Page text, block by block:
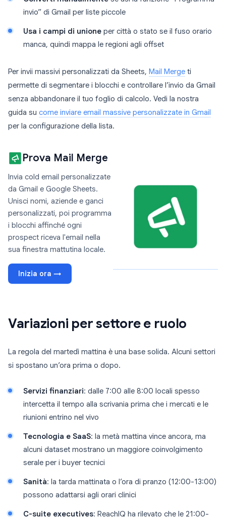
invio” di Gmail per liste piccole
Usa i campi di unione per città o stato se il fuso orario
manca, quindi mappa le regioni agli offset
Per invii massivi personalizzati da Sheets, Mail Merge ti
permette di segmentare i blocchi e controllare l’invio da Gmail
senza abbandonare il tuo foglio di calcolo. Vedi la nostra
guida su come inviare email massive personalizzate in Gmail
per la configurazione della lista.
Prova Mail Merge
Invia cold email personalizzate
da Gmail e Google Sheets.
Unisci nomi, aziende e ganci
personalizzati, poi programma
i blocchi affinché ogni
prospect riceva l'email nella
sua finestra mattutina locale.
Inizia ora →
Variazioni per settore e ruolo
La regola del martedì mattina è una base solida. Alcuni settori
si spostano un’ora prima o dopo.
Servizi finanziari: dalle 7:00 alle 8:00 locali spesso
intercetta il tempo alla scrivania prima che i mercati e le
riunioni entrino nel vivo
Tecnologia e SaaS: la metà mattina vince ancora, ma
alcuni dataset mostrano un maggiore coinvolgimento
serale per i buyer tecnici
Sanità: la tarda mattinata o l’ora di pranzo (12:00-13:00)
possono adattarsi agli orari clinici
C-suite executives: ReachIQ ha rilevato che le 21:00-